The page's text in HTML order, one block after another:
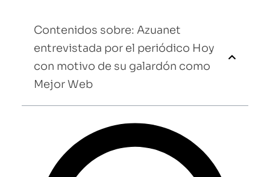
Contenidos sobre: Azuanet
entrevistada por el periódico Hoy
con motivo de su galardón como
Mejor Web